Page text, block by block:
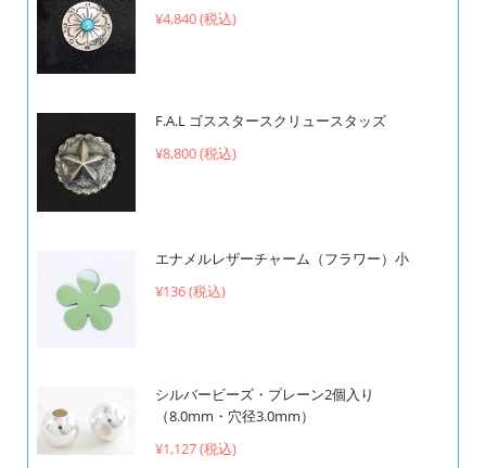
¥4,840 (税込)
F.A.L ゴススタースクリュースタッズ
¥8,800 (税込)
エナメルレザーチャーム（フラワー）小
¥136 (税込)
シルバービーズ・プレーン2個入り
（8.0mm・穴径3.0mm）
¥1,127 (税込)